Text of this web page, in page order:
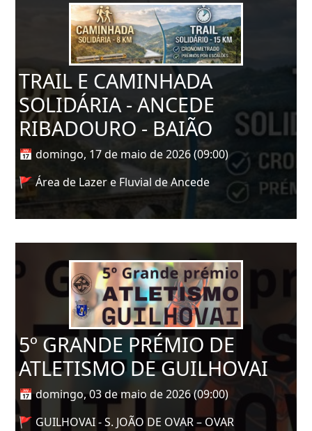
TRAIL E CAMINHADA
SOLIDÁRIA - ANCEDE
RIBADOURO - BAIÃO
📅 domingo, 17 de maio de 2026 (09:00)
🚩 Área de Lazer e Fluvial de Ancede
5º GRANDE PRÉMIO DE
ATLETISMO DE GUILHOVAI
📅 domingo, 03 de maio de 2026 (09:00)
🚩 GUILHOVAI - S. JOÃO DE OVAR – OVAR